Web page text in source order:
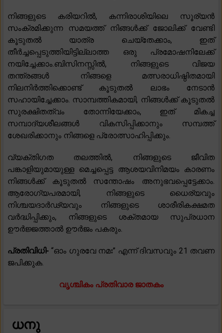
നിങ്ങളുടെ കരിയറിൽ, കന്നിരാശിയിലെ സൂര്യൻ
സംക്രമിക്കുന്ന സമയത്ത് നിങ്ങൾക്ക് ജോലിക്ക് വേണ്ടി
കൂടുതൽ യാത്ര ചെയ്തേക്കാം, ഇത്
തീർച്ചപ്പെടുത്തിയിട്ടില്ലാത്ത ഒരു പ്രമോഷനിലേക്ക്
നയിച്ചേക്കാം.ബിസിനസ്സിൽ, നിങ്ങളുടെ വിജയ
തന്ത്രങ്ങൾ നിങ്ങളെ മത്സരാധിഷ്ഠിതമായി
നിലനിർത്തിക്കൊണ്ട് കൂടുതൽ ലാഭം നേടാൻ
സഹായിച്ചേക്കാം. സാമ്പത്തികമായി, നിങ്ങൾക്ക് കൂടുതൽ
സുരക്ഷിതത്വം തോന്നിയേക്കാം, ഇത് മികച്ച
സമ്പാദ്യശീലങ്ങൾ വികസിപ്പിക്കാനും സമ്പത്ത്
ശേഖരിക്കാനും നിങ്ങളെ പ്രോത്സാഹിപ്പിക്കും.
വ്യക്തിഗത തലത്തിൽ, നിങ്ങളുടെ ജീവിത
പങ്കാളിയുമായുള്ള മെച്ചപ്പെട്ട ആശയവിനിമയം കാരണം
നിങ്ങൾക്ക് കൂടുതൽ സന്തോഷം അനുഭവപ്പെട്ടേക്കാം.
ആരോഗ്യപരമായി, നിങ്ങളുടെ ധൈര്യവും
നിശ്ചയദാർഢ്യവും നിങ്ങളുടെ ശാരീരികക്ഷമത
വർദ്ധിപ്പിക്കും, നിങ്ങളുടെ ശക്തമായ സുപ്രധാന
ഊർജ്ജത്താൽ ഊർജം പകരും.
പ്രതിവിധി-“ഓം ഗുരവേ നമഃ” എന്ന് ദിവസവും 21 തവണ
ജപിക്കുക.
വൃശ്ചികം പ്രതിവാര ജാതകം
ധനു